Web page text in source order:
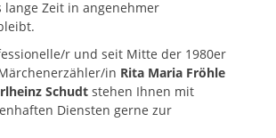
lange Zeit in angenehmer
r und seit Mitte der 1980er
in Rita Maria Fröhle
Schudt stehen Ihnen mit
Diensten gerne zur